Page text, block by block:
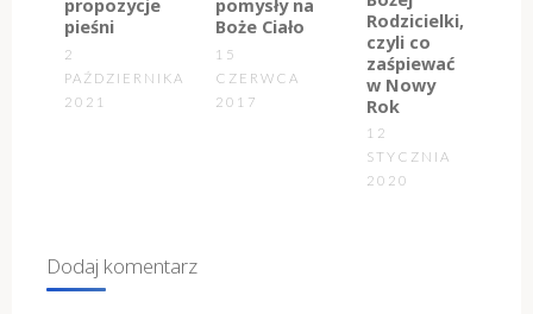
propozycje
pieśni
2
PAŹDZIERNIKA
2021
pomysły na
Boże Ciało
15
CZERWCA
2017
zaśpiewać
w Nowy
Rok
STYCZNIA
Twój adres e-mail nie zostanie opublikowany.